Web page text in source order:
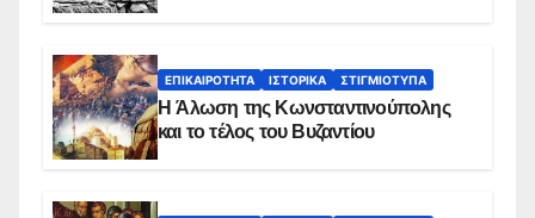
ΕΠΙΚΑΙΡΌΤΗΤΑ ΙΣΤΟΡΙΚΆ ΣΤΙΓΜΙΌΤΥΠΑ
Η Άλωση της Κωνσταντινούπολης
και το τέλος του Βυζαντίου